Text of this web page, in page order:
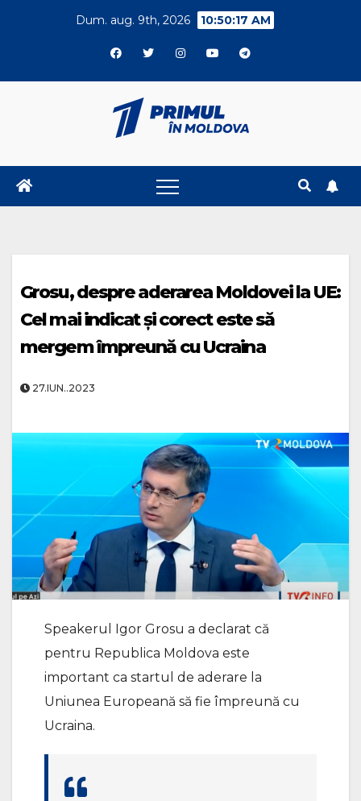
Dum. aug. 9th, 2026 10:50:18 AM
Grosu, despre aderarea Moldovei la UE:
Cel mai indicat și corect este să
mergem împreună cu Ucraina
27.IUN..2023
Speakerul Igor Grosu a declarat că
pentru Republica Moldova este
important ca startul de aderare la
Uniunea Europeană să fie împreună cu
Ucraina.